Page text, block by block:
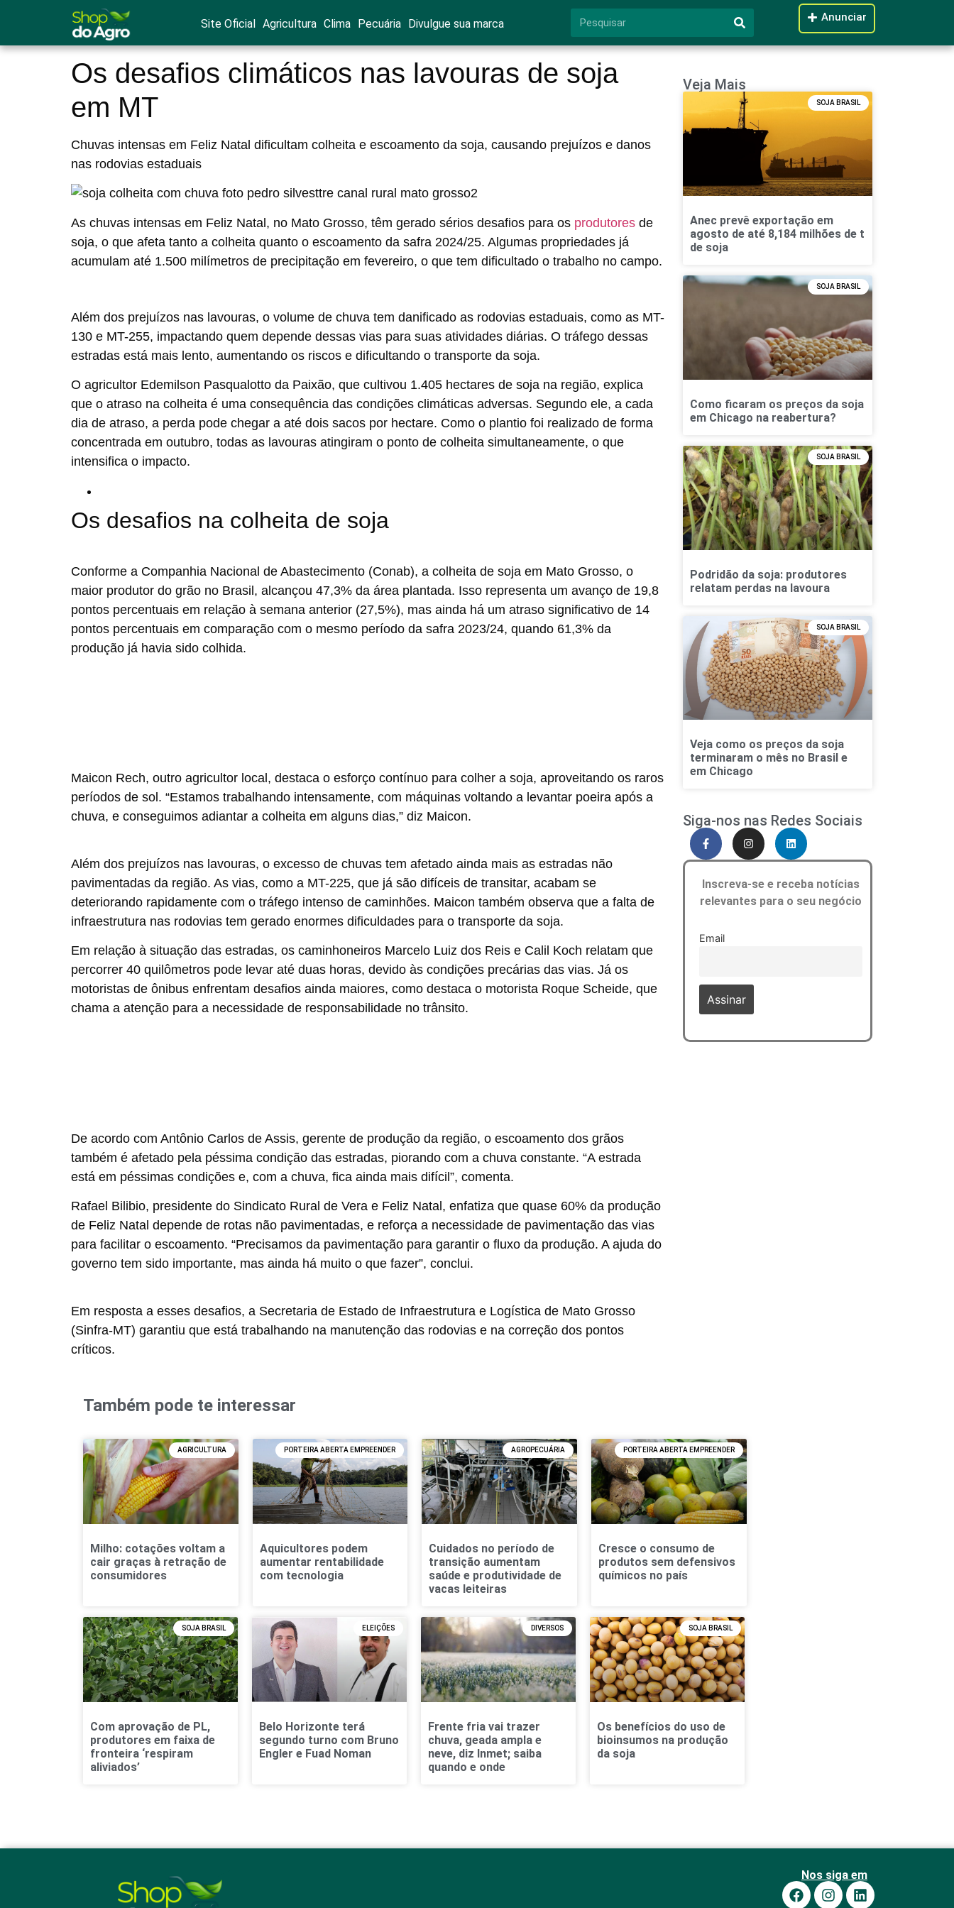
Site Oficial Agricultura Clima Pecuária Divulgue sua marca Anunciar
Os desafios climáticos nas lavouras de soja
em MT
Chuvas intensas em Feliz Natal dificultam colheita e escoamento da soja, causando prejuízos e danos
nas rodovias estaduais
As chuvas intensas em Feliz Natal, no Mato Grosso, têm gerado sérios desafios para os produtores de
soja, o que afeta tanto a colheita quanto o escoamento da safra 2024/25. Algumas propriedades já
acumulam até 1.500 milímetros de precipitação em fevereiro, o que tem dificultado o trabalho no campo.
Além dos prejuízos nas lavouras, o volume de chuva tem danificado as rodovias estaduais, como as MT-
130 e MT-255, impactando quem depende dessas vias para suas atividades diárias. O tráfego dessas
estradas está mais lento, aumentando os riscos e dificultando o transporte da soja.
O agricultor Edemilson Pasqualotto da Paixão, que cultivou 1.405 hectares de soja na região, explica
que o atraso na colheita é uma consequência das condições climáticas adversas. Segundo ele, a cada
dia de atraso, a perda pode chegar a até dois sacos por hectare. Como o plantio foi realizado de forma
concentrada em outubro, todas as lavouras atingiram o ponto de colheita simultaneamente, o que
intensifica o impacto.
Os desafios na colheita de soja
Conforme a Companhia Nacional de Abastecimento (Conab), a colheita de soja em Mato Grosso, o
maior produtor do grão no Brasil, alcançou 47,3% da área plantada. Isso representa um avanço de 19,8
pontos percentuais em relação à semana anterior (27,5%), mas ainda há um atraso significativo de 14
pontos percentuais em comparação com o mesmo período da safra 2023/24, quando 61,3% da
produção já havia sido colhida.
Maicon Rech, outro agricultor local, destaca o esforço contínuo para colher a soja, aproveitando os raros
períodos de sol. “Estamos trabalhando intensamente, com máquinas voltando a levantar poeira após a
chuva, e conseguimos adiantar a colheita em alguns dias,” diz Maicon.
Além dos prejuízos nas lavouras, o excesso de chuvas tem afetado ainda mais as estradas não
pavimentadas da região. As vias, como a MT-225, que já são difíceis de transitar, acabam se
deteriorando rapidamente com o tráfego intenso de caminhões. Maicon também observa que a falta de
infraestrutura nas rodovias tem gerado enormes dificuldades para o transporte da soja.
Em relação à situação das estradas, os caminhoneiros Marcelo Luiz dos Reis e Calil Koch relatam que
percorrer 40 quilômetros pode levar até duas horas, devido às condições precárias das vias. Já os
motoristas de ônibus enfrentam desafios ainda maiores, como destaca o motorista Roque Scheide, que
chama a atenção para a necessidade de responsabilidade no trânsito.
De acordo com Antônio Carlos de Assis, gerente de produção da região, o escoamento dos grãos
também é afetado pela péssima condição das estradas, piorando com a chuva constante. “A estrada
está em péssimas condições e, com a chuva, fica ainda mais difícil”, comenta.
Rafael Bilibio, presidente do Sindicato Rural de Vera e Feliz Natal, enfatiza que quase 60% da produção
de Feliz Natal depende de rotas não pavimentadas, e reforça a necessidade de pavimentação das vias
para facilitar o escoamento. “Precisamos da pavimentação para garantir o fluxo da produção. A ajuda do
governo tem sido importante, mas ainda há muito o que fazer”, conclui.
Em resposta a esses desafios, a Secretaria de Estado de Infraestrutura e Logística de Mato Grosso
(Sinfra-MT) garantiu que está trabalhando na manutenção das rodovias e na correção dos pontos
críticos.
Veja Mais
SOJA BRASIL
Anec prevê exportação em
agosto de até 8,184 milhões de t
de soja
SOJA BRASIL
Como ficaram os preços da soja
em Chicago na reabertura?
SOJA BRASIL
Podridão da soja: produtores
relatam perdas na lavoura
SOJA BRASIL
Veja como os preços da soja
terminaram o mês no Brasil e
em Chicago
Siga-nos nas Redes Sociais
Inscreva-se e receba notícias
relevantes para o seu negócio
Email
Também pode te interessar
AGRICULTURA
Milho: cotações voltam a
cair graças à retração de
consumidores
PORTEIRA ABERTA EMPREENDER
Aquicultores podem
aumentar rentabilidade
com tecnologia
AGROPECUÁRIA
Cuidados no período de
transição aumentam
saúde e produtividade de
vacas leiteiras
PORTEIRA ABERTA EMPREENDER
Cresce o consumo de
produtos sem defensivos
químicos no país
SOJA BRASIL
Com aprovação de PL,
produtores em faixa de
fronteira ‘respiram
aliviados’
ELEIÇÕES
Belo Horizonte terá
segundo turno com Bruno
Engler e Fuad Noman
DIVERSOS
Frente fria vai trazer
chuva, geada ampla e
neve, diz Inmet; saiba
quando e onde
SOJA BRASIL
Os benefícios do uso de
bioinsumos na produção
da soja
Nos siga em